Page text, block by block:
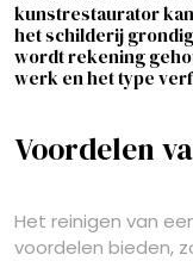
kunstrestaurator
het schilderij
wordt rekening
werk en het type
Voordelen
Het reinigen van
voordelen bieden,